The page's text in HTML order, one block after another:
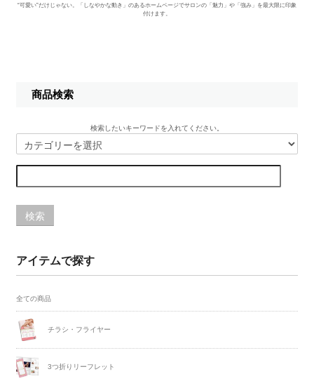
“可愛い”だけじゃない。「しなやかな動き」のあるホームページでサロンの「魅力」や「強み」を最大限に印象
付けます。
商品検索
検索したいキーワードを入れてください。
検索
アイテムで探す
全ての商品
チラシ・フライヤー
3つ折りリーフレット